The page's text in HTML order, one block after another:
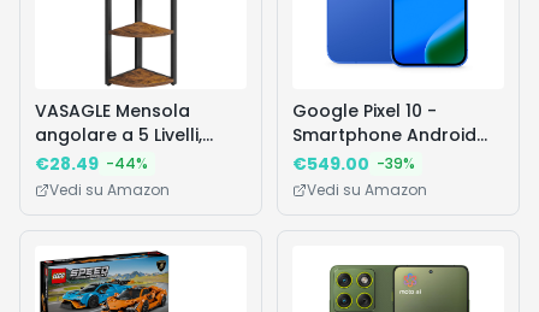
VASAGLE Mensola
angolare a 5 Livelli,
libreria ad Angolo,
Mobile Multiuso per
Letto, Ufficio, Stile
Industriale, Marrone
Rustico e Nero LLS801B01
€28.49 -44%
Vedi su Amazon
Google Pixel 10 -
Smartphone Android
sbloccato con Gemini,
tripla fotocamera
autonomia di 24 ore e
indaco, 128GB
€549.00 -39%
Vedi su Amazon